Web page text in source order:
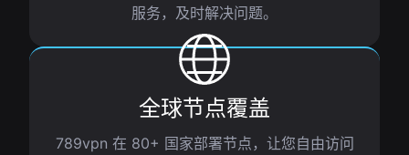
服务，及时解决问题。
全球节点覆盖
789vpn 在 80+ 国家部署节点，让您自由访问